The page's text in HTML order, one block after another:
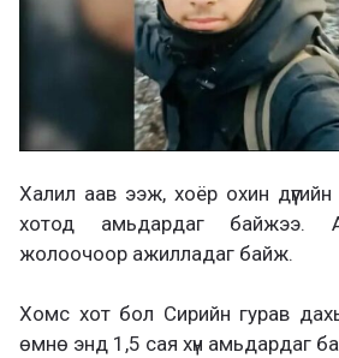
Халил аав ээж, хоёр охин
хотод амьдардаг байжээ.
жолоочоор ажилладаг байж.
Хомс хот бол Сирийн гурав
өмнө энд 1,5 сая хүн амьдардаг